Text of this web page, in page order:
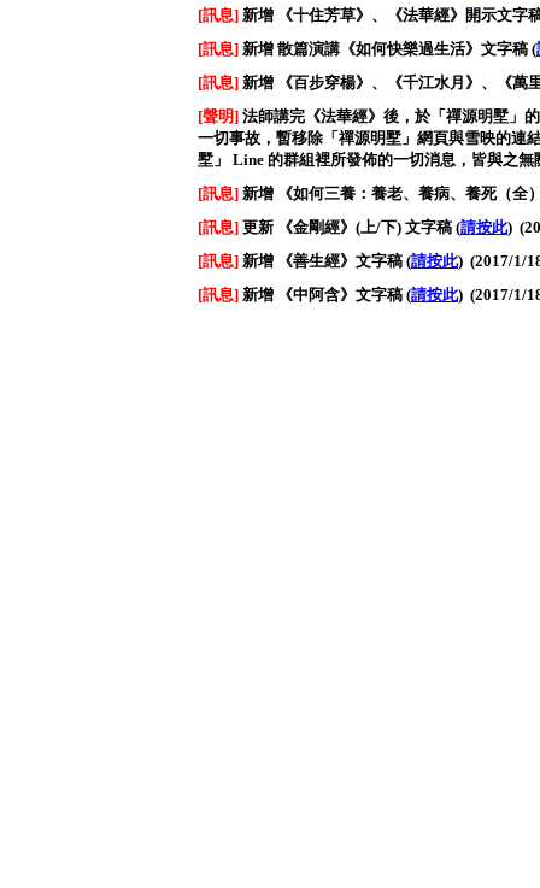
[訊息] 新增 《十住芳草》、《法華經》開示文字
[訊息] 新增 散篇演講《如何快樂過生活》文字稿 (
[訊息] 新增 《百步穿楊》、《千江水月》、《萬
[聲明] 法師講完《法華經》後，於「禪源明墅」
一切事故，暫移除「禪源明墅」網頁與雪映的連
墅」 Line 的群組裡所發佈的一切消息，皆與之無
[訊息] 新增 《如何三養：養老、養病、養死（全
[訊息] 更新 《金剛經》(上/下) 文字稿 (請按此)
[訊息] 新增 《善生經》文字稿 (請按此) (2017/1/
[訊息] 新增 《中阿含》文字稿 (請按此) (2017/1/